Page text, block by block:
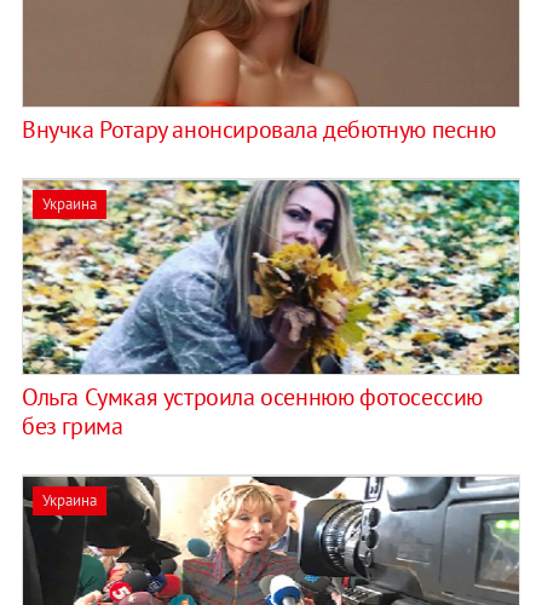
Внучка Ротару анонсировала дебютную песню
Украина
Ольга Сумкая устроила осеннюю фотосессию
без грима
Украина